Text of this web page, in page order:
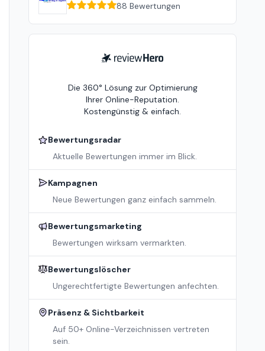
88 Bewertungen
ReviewHero
Die 360° Lösung zur Optimierung
Ihrer Online-Reputation.
Kostengünstig & einfach.
Bewertungsradar
Aktuelle Bewertungen immer im Blick.
Kampagnen
Neue Bewertungen ganz einfach sammeln.
Bewertungsmarketing
Bewertungen wirksam vermarkten.
Bewertungslöscher
Ungerechtfertigte Bewertungen anfechten.
Präsenz & Sichtbarkeit
Auf 50+ Online-Verzeichnissen vertreten
sein.